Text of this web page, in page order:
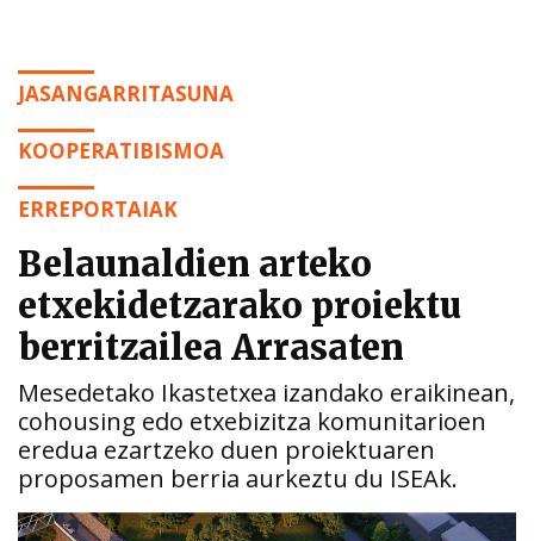
JASANGARRITASUNA
KOOPERATIBISMOA
ERREPORTAIAK
Belaunaldien arteko
etxekidetzarako proiektu
berritzailea Arrasaten
Mesedetako Ikastetxea izandako eraikinean,
cohousing edo etxebizitza komunitarioen
eredua ezartzeko duen proiektuaren
proposamen berria aurkeztu du ISEAk.